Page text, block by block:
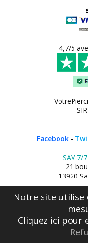
4,7/5
Facebook -
SAV 7/7
21
13920
Notre site utilise
Cliquez ici pour